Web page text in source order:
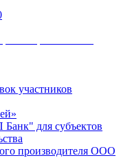
участников
для субъектов
производителя ООО